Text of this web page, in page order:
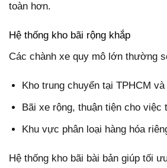
toàn hơn.
Hệ thống kho bãi rộng khắp
Các chành xe quy mô lớn thường
Kho trung chuyển tại TPHCM
Bãi xe rộng, thuận tiện cho việc
Khu vực phân loại hàng hóa
Hệ thống kho bãi bài bản giúp tối